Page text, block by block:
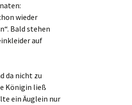
wieder
Bald stehen
auf
da nicht zu
Königin ließ
ein Äuglein nur